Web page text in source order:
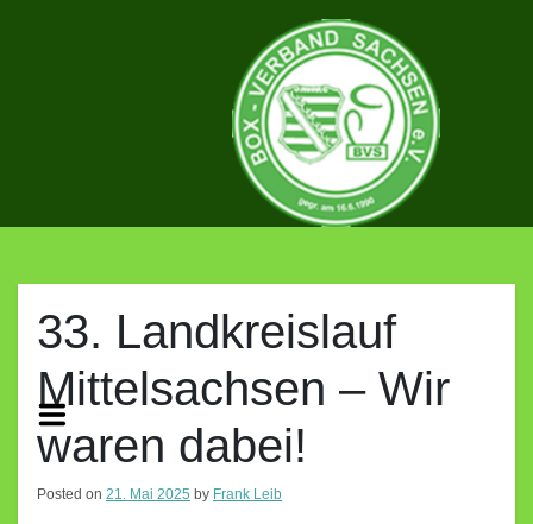
VERBAND
SACHSEN
E.V.
33. Landkreislauf
Mittelsachsen – Wir
waren dabei!
Posted on 21. Mai 2025 by Frank Leib